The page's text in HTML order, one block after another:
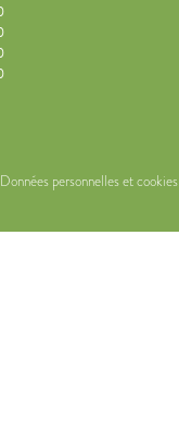
Données personnelles et cookies